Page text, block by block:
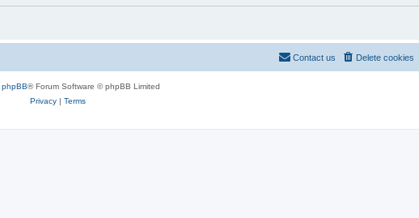
Delete cookies
Contact us
phpBB® Forum Software © phpBB Limited
Privacy| Terms